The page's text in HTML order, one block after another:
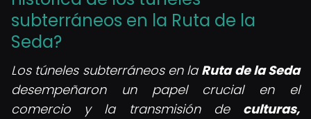
subterráneos en la Ruta de la
Seda?
Los túneles subterráneos en la Ruta de la Seda
desempeñaron un papel crucial en el
comercio y la transmisión de culturas,